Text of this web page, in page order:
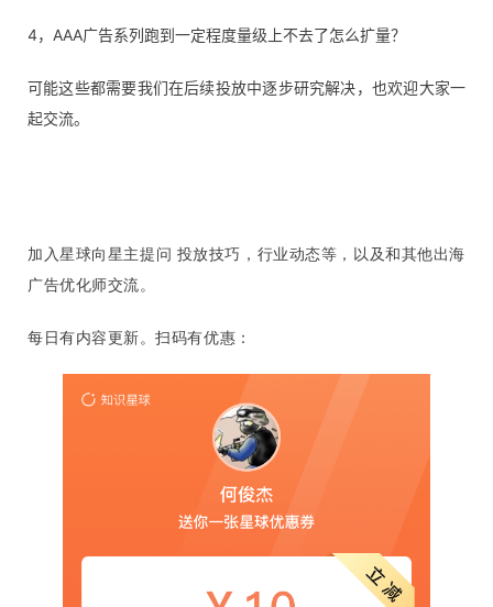
页
广
4，AAA广告系列跑到一定程度量级上不去了怎么扩量？
可能这些都需要我们在后续投放中逐步研究解决，也欢迎大家一
起交流。
加入星球向星主提问 投放技巧，行业动态等，以及和其他出海
广告优化师交流。
每日有内容更新。扫码有优惠：